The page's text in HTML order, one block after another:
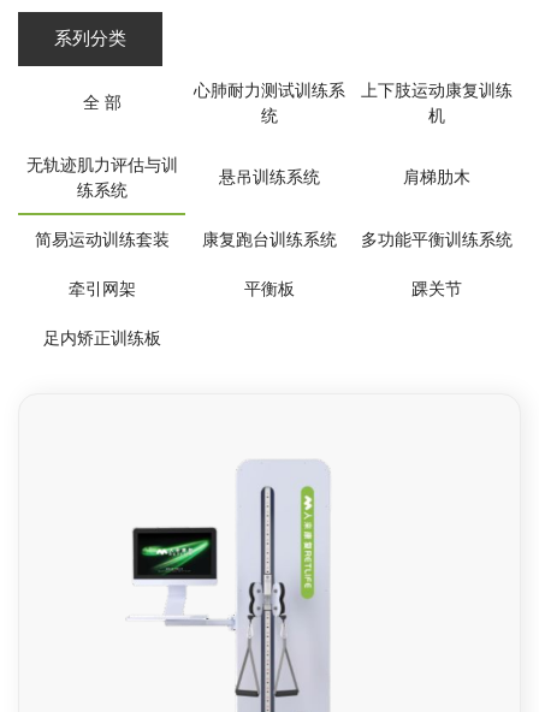
系列分类
全 部
心肺耐力测试训练系
统
上下肢运动康复训练
机
无轨迹肌力评估与训
练系统
悬吊训练系统 肩梯肋木
简易运动训练套装 康复跑台训练系统 多功能平衡训练系统
牵引网架 平衡板 踝关节
足内矫正训练板